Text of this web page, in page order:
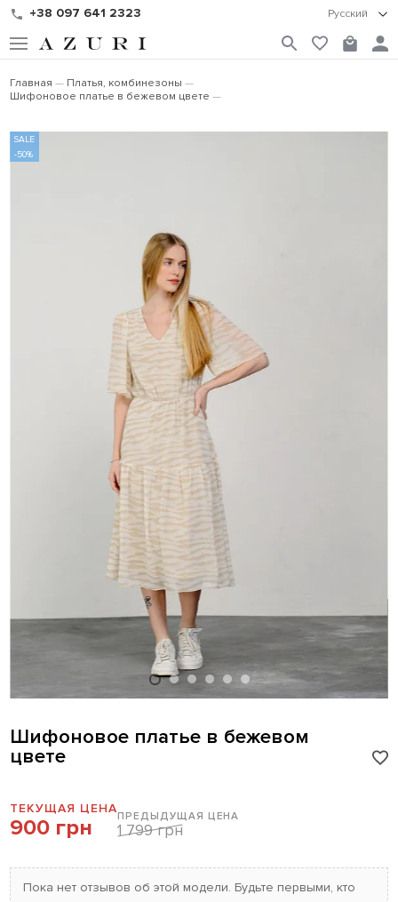
+38 097 641 2323 Русский
Главная
Платья, комбинезоны
Шифоновое платье в бежевом цвете
Шифоновое платье в бежевом
цвете
ТЕКУЩАЯ ЦЕНА
900 грн ПРЕДЫДУЩАЯ ЦЕНА
1 799 грн
Пока нет отзывов об этой модели. Будьте первыми, кто